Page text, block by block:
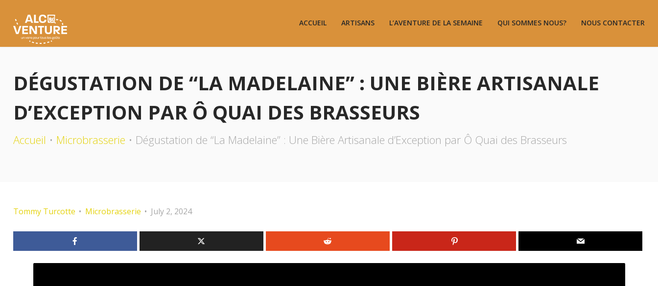
ACCUEIL ARTISANS L’AVENTURE DE LA SEMAINE QUI SOMMES NOUS? NOUS CONTACTER
DÉGUSTATION DE “LA MADELAINE” : UNE BIÈRE ARTISANALE
D’EXCEPTION PAR Ô QUAI DES BRASSEURS
Accueil Microbrasserie Dégustation de “La Madelaine” : Une Bière Artisanale d’Exception par Ô Quai des Brasseurs
Tommy Turcotte Microbrasserie July 2, 2024